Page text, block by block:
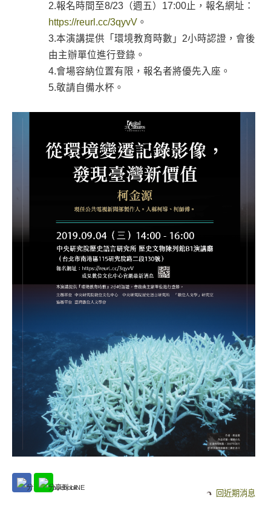
2.報名時間至8/23（週五）17:00止，報名網址：
https://reurl.cc/3qyvV。
3.本演講提供「環境教育時數」2小時認證，會後
由主辦單位進行登錄。
4.會場容納位置有限，報名者將優先入座。
5.敬請自備水杯。
回近期消息